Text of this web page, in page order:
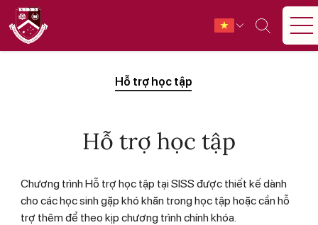
Hỗ trợ học tập
Hỗ trợ học tập
Chương trình Hỗ trợ học tập tại SISS được thiết kế dành
cho các học sinh gặp khó khăn trong học tập hoặc cần hỗ
trợ thêm để theo kịp chương trình chính khóa.